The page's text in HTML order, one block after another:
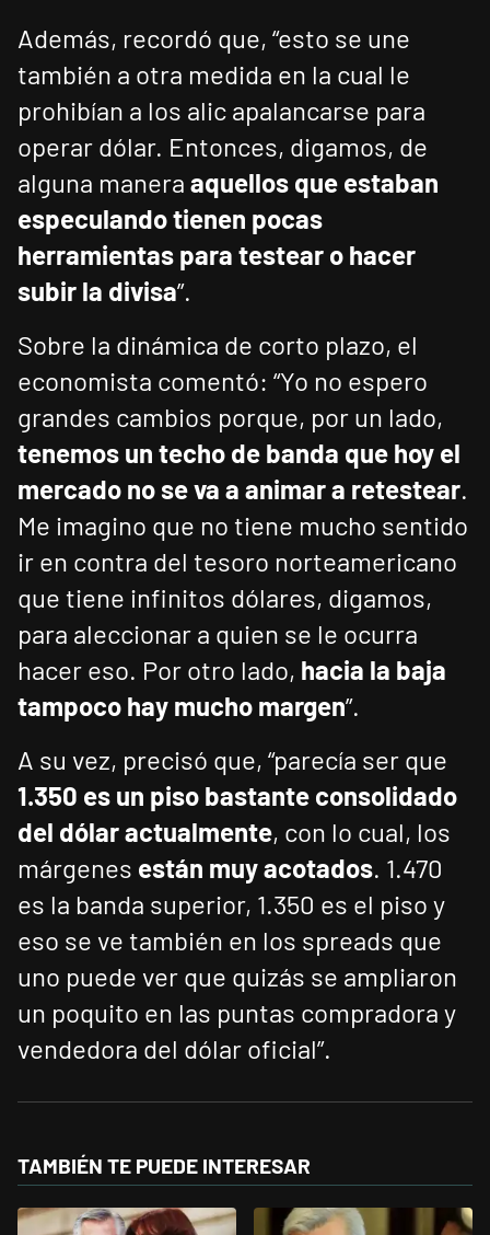
Además, recordó que, “esto se une
también a otra medida en la cual le
prohibían a los alic apalancarse para
operar dólar. Entonces, digamos, de
alguna manera aquellos que estaban
especulando tienen pocas
herramientas para testear o hacer
subir la divisa”.
Sobre la dinámica de corto plazo, el
economista comentó: “Yo no espero
grandes cambios porque, por un lado,
tenemos un techo de banda que hoy el
mercado no se va a animar a retestear.
Me imagino que no tiene mucho sentido
ir en contra del tesoro norteamericano
que tiene infinitos dólares, digamos,
para aleccionar a quien se le ocurra
hacer eso. Por otro lado, hacia la baja
tampoco hay mucho margen”.
A su vez, precisó que, “parecía ser que
1.350 es un piso bastante consolidado
del dólar actualmente, con lo cual, los
márgenes están muy acotados. 1.470
es la banda superior, 1.350 es el piso y
eso se ve también en los spreads que
uno puede ver que quizás se ampliaron
un poquito en las puntas compradora y
vendedora del dólar oficial”.
TAMBIÉN TE PUEDE INTERESAR